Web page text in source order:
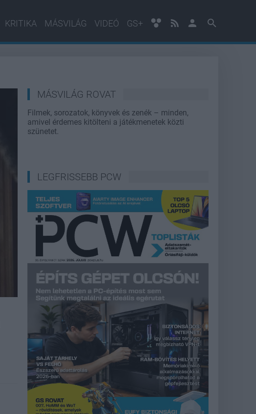
KRITIKA MÁSVILÁG VIDEÓ GS+
MÁSVILÁG ROVAT
Filmek, sorozatok, könyvek és zenék – minden,
amivel érdemes kitölteni a játékmenetek közti
szünetet.
LEGFRISSEBB PCW